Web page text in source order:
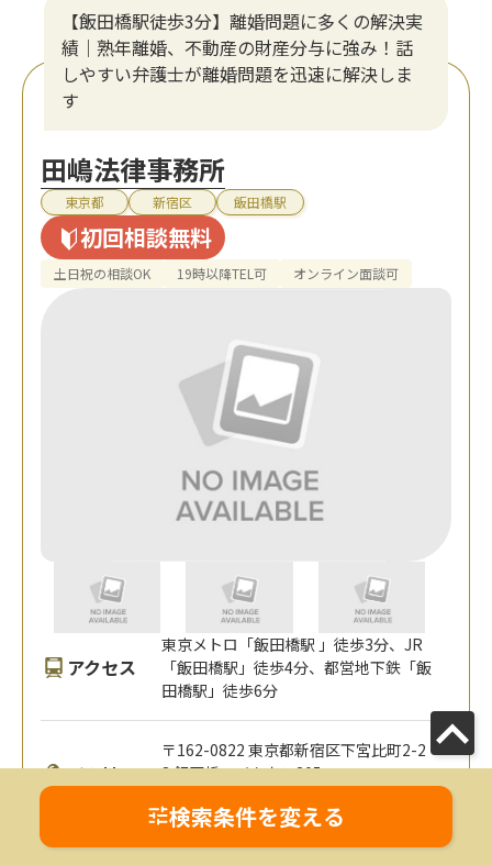
【飯田橋駅徒歩3分】離婚問題に多くの解決実
績｜熟年離婚、不動産の財産分与に強み！話
しやすい弁護士が離婚問題を迅速に解決しま
す
田嶋法律事務所
東京都 新宿区 飯田橋駅
初回相談無料
土日祝の相談OK 19時以降TEL可 オンライン面談可
アクセス
東京メトロ「飯田橋駅 」徒歩3分、JR
「飯田橋駅」徒歩4分、都営地下鉄「飯
田橋駅」徒歩6分
所在地
〒162-0822 東京都新宿区下宮比町2-2
8 飯田橋ハイタウン205
検索条件を変える